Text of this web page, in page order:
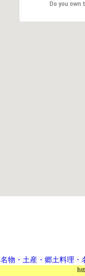
Do you
名物・土産・郷土料理・